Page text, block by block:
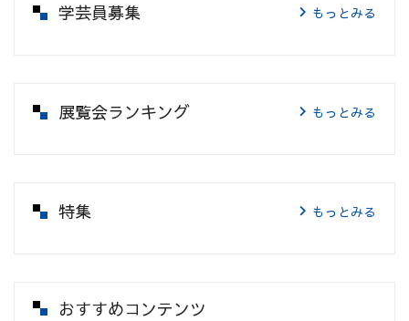
学芸員募集 もっとみる
展覧会ランキング もっとみる
特集 もっとみる
おすすめコンテンツ